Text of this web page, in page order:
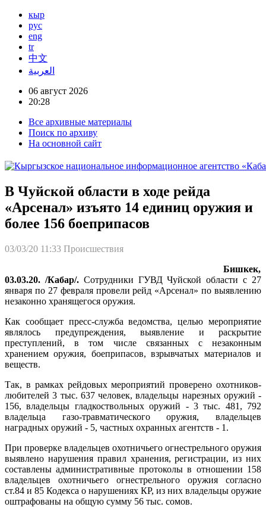
кыр
рус
eng
tr
中文
العربية
06 август 2026
20:28
Все архивные материалы
Поиск по архиву
На основной сайт
В Чуйской области в ходе рейда
«Арсенал» изъято 14 единиц оружия и
более 156 боеприпасов
03/03/20 11:33 Происшествия
Бишкек,
03.03.20. /Кабар/.Сотрудники ГУВД Чуйской области с 27
января по 27 февраля провели рейд «Арсенал» по выявлению
незаконно хранящегося оружия.
Как сообщает пресс-служба ведомства, целью мероприятие
являлось предупреждения, выявление и раскрытие
преступлений, в том числе связанных с незаконным
хранением оружия, боеприпасов, взрывчатых материалов и
веществ.
Так, в рамках рейдовых мероприятий проверено охотников-
любителей 3 тыс. 637 человек, владельцы нарезных оружий -
156, владельцы гладкоствольных оружий - 3 тыс. 481, 792
владельца газо-травматического оружия, владельцев
наградных оружий - 5, частных охранных агентств - 1.
При проверке владельцев охотничьего огнестрельного оружия
выявлено нарушения правил хранения, регистрации, из них
составлены административные протоколы в отношении 158
владельцев охотничьего огнестрельного оружия согласно
ст.84 и 85 Кодекса о нарушениях КР, из них владельцы оружие
оштрафованы на общую сумму 56 тыс. сомов.